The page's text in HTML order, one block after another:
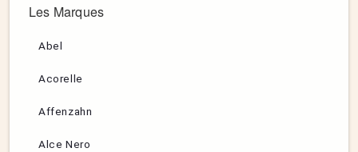
Les Marques
Abel
Acorelle
Affenzahn
Alce Nero